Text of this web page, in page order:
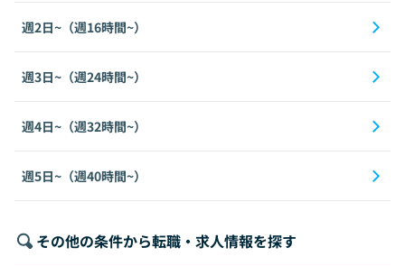
週2日~（週16時間~）
週3日~（週24時間~）
週4日~（週32時間~）
週5日~（週40時間~）
その他の条件から転職・求人情報を探す